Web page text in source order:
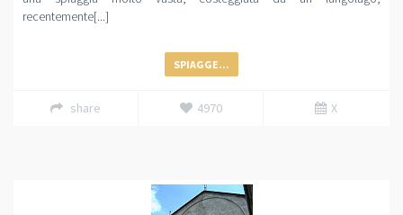
recentemente[...]
SPIAGGE...
share 4970 X